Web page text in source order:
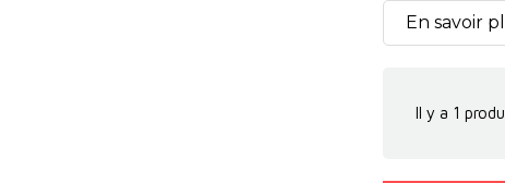
approche
unique,
En savoir
Il y a 1